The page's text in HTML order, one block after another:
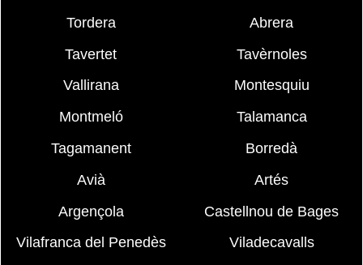
Tordera
Abrera
Tavertet
Tavèrnoles
Vallirana
Montesquiu
Montmeló
Talamanca
Tagamanent
Borredà
Avià
Artés
Argençola
Castellnou de Bages
Vilafranca del Penedès
Viladecavalls